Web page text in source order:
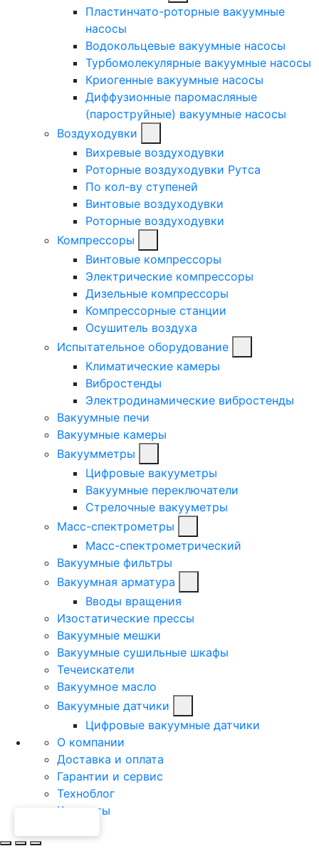
Пластинчато-роторные вакуумные
насосы
Водокольцевые вакуумные насосы
Турбомолекулярные вакуумные насосы
Криогенные вакуумные насосы
Диффузионные паромасляные
(пароструйные) вакуумные насосы
Воздуходувки
Вихревые воздуходувки
Роторные воздуходувки Рутса
По кол-ву ступеней
Винтовые воздуходувки
Роторные воздуходувки
Компрессоры
Винтовые компрессоры
Электрические компрессоры
Дизельные компрессоры
Компрессорные станции
Осушитель воздуха
Испытательное оборудование
Климатические камеры
Вибростенды
Электродинамические вибростенды
Вакуумные печи
Вакуумные камеры
Вакуумметры
Цифровые вакууметры
Вакуумные переключатели
Стрелочные вакууметры
Масс-спектрометры
Масс-спектрометрический
Вакуумные фильтры
Вакуумная арматура
Вводы вращения
Изостатические прессы
Вакуумные мешки
Вакуумные сушильные шкафы
Течеискатели
Вакуумное масло
Вакуумные датчики
Цифровые вакуумные датчики
О компании
Доставка и оплата
Гарантии и сервис
Техноблог
Контакты